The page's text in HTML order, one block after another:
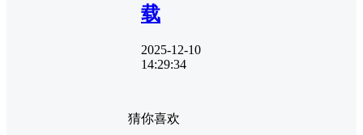
载
2025-12-10
14:29:34
猜你喜欢